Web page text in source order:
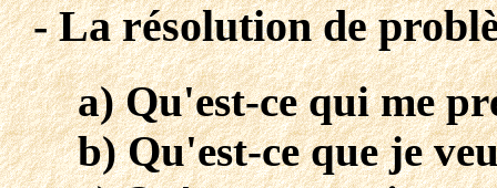
- La résolution de
a) Qu'est-ce qui me
b) Qu'est-ce que je